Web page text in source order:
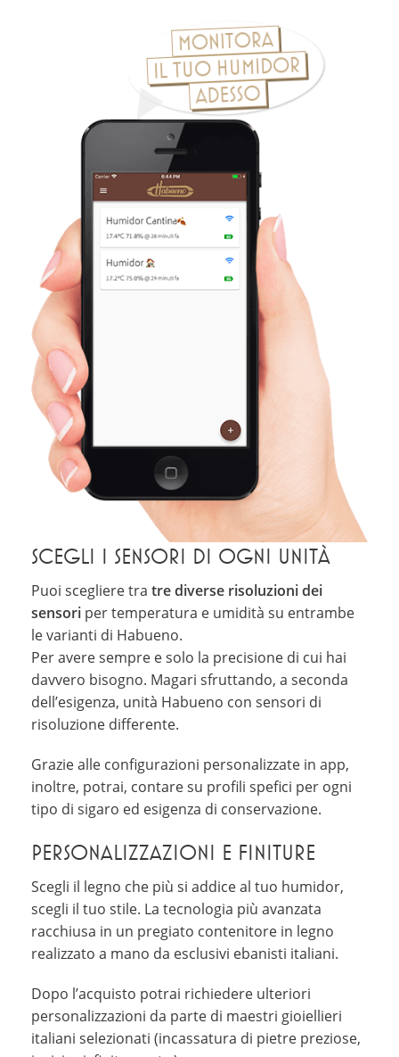
Monitora
il tuo humidor
Adesso
SCEGLI I SENSORI DI OGNI UNITÀ
Puoi scegliere tra tre diverse risoluzioni dei
sensori per temperatura e umidità su entrambe
le varianti di Habueno.
Per avere sempre e solo la precisione di cui hai
davvero bisogno. Magari sfruttando, a seconda
dell’esigenza, unità Habueno con sensori di
risoluzione differente.
Grazie alle configurazioni personalizzate in app,
inoltre, potrai, contare su profili spefici per ogni
tipo di sigaro ed esigenza di conservazione.
PERSONALIZZAZIONI E FINITURE
Scegli il legno che più si addice al tuo humidor,
scegli il tuo stile. La tecnologia più avanzata
racchiusa in un pregiato contenitore in legno
realizzato a mano da esclusivi ebanisti italiani.
Dopo l’acquisto potrai richiedere ulteriori
personalizzazioni da parte di maestri gioiellieri
italiani selezionati (incassatura di pietre preziose,